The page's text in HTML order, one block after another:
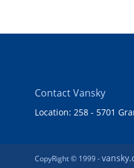
Contact Vansky
Location: 258 - 5701
CopyRight © 1999 -